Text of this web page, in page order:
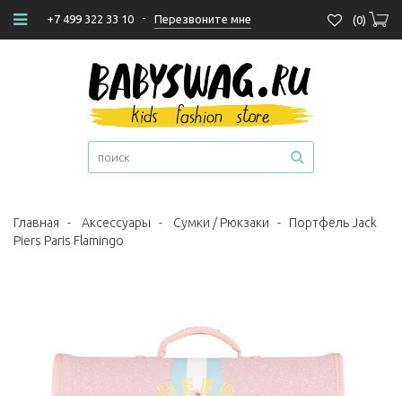
+7 499 322 33 10 - Перезвоните мне (0)
Главная - Аксессуары - Сумки / Рюкзаки - Портфель Jack
Piers Paris Flamingo